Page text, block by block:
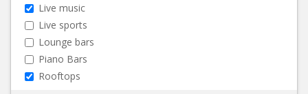
Live music
Live sports
Lounge bars
Piano Bars
Rooftops